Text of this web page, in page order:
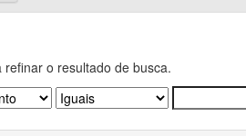
refinar o resultado de busca.